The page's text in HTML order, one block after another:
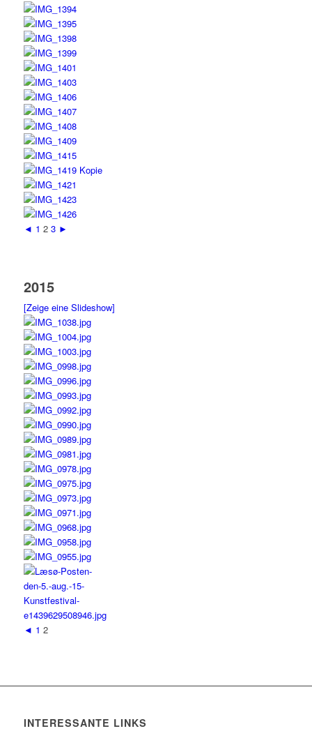
◄ 1 2 3 ►
2015
[Zeige eine Slideshow]
◄ 1 2
INTERESSANTE LINKS